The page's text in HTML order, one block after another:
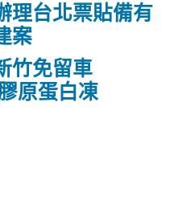
理台北票貼備有
案
竹免留車
原蛋白凍